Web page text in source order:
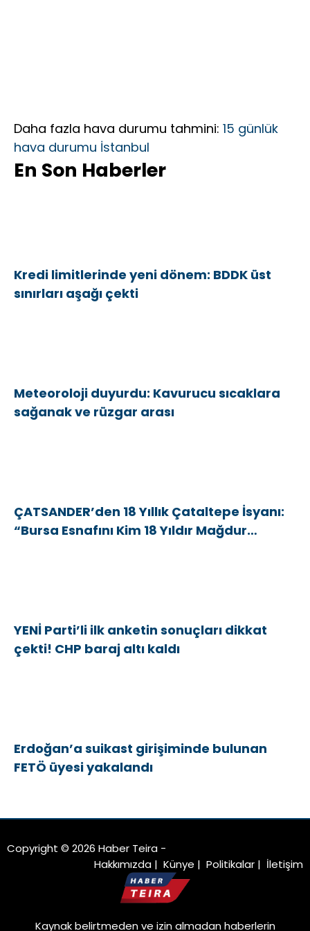
Daha fazla hava durumu tahmini: 15 günlük
hava durumu İstanbul
En Son Haberler
Kredi limitlerinde yeni dönem: BDDK üst
sınırları aşağı çekti
Meteoroloji duyurdu: Kavurucu sıcaklara
sağanak ve rüzgar arası
ÇATSANDER’den 18 Yıllık Çataltepe İsyanı:
“Bursa Esnafını Kim 18 Yıldır Mağdur
YENİ Parti’li ilk anketin sonuçları dikkat
çekti! CHP baraj altı kaldı
Erdoğan’a suikast girişiminde bulunan
FETÖ üyesi yakalandı
Copyright © 2026 Haber Teira -
Hakkımızda | Künye | Politikalar | İletişim
Kaynak belirtmeden ve izin almadan haberlerin